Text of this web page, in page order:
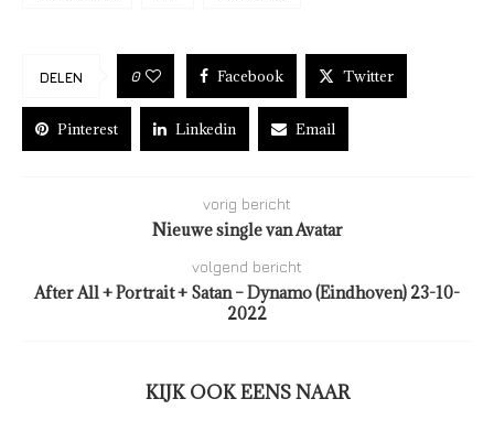
DELEN 0 Facebook Twitter
Pinterest Linkedin Email
vorig bericht
Nieuwe single van Avatar
volgend bericht
After All + Portrait + Satan – Dynamo (Eindhoven) 23-10-
2022
KIJK OOK EENS NAAR